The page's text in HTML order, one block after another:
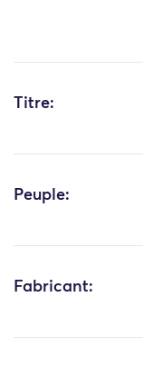
Titre:
Peuple:
Fabricant: